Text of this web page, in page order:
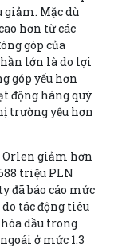
giảm. Mặc dù
hơn từ các
góp của
lớn là do lợi
góp yếu hơn
động hàng quý
trường yếu hơn
Orlen giảm hơn
triệu PLN
đã báo cáo mức
tác động tiêu
dầu trong
ở mức 1.3